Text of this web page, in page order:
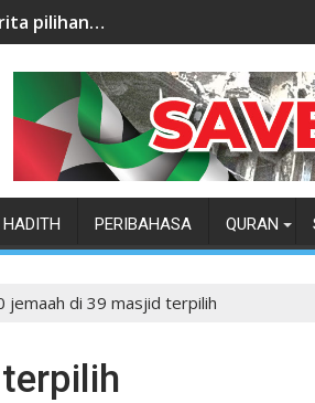
pilihan…
HADITH PERIBAHASA QURAN
jemaah di 39 masjid terpilih